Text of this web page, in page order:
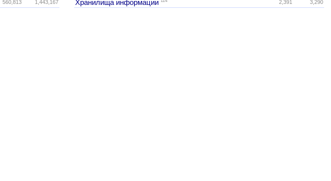
560,813 1,443,167 Хранилища информации 2,391 3,290